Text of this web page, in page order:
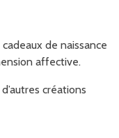
de naissance
affective.
créations